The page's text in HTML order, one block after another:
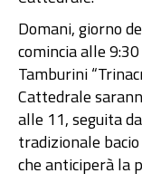
Domani, giorno
comincia alle
Tamburini
Cattedrale
alle 11, seguita
tradizionale
che anticiperà la